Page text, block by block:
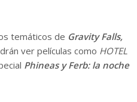
temáticos de Gravity Falls,
ver películas como HOTEL
Phineas y Ferb: la noche